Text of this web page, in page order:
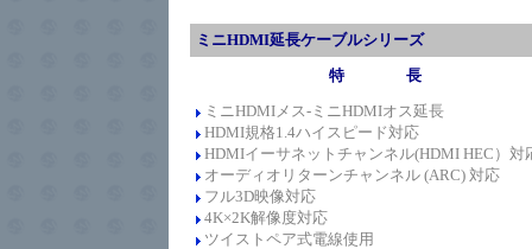
ミニHDMI延長ケーブルシリーズ
特 長
ミニHDMIメス- ミニHDMIオス延長
HDMI規格1.4ハイスピード対応
HDMIイーサネットチャンネル(HDMI HEC）対
オーディオリターンチャンネル (ARC) 対応
フル3D映像対応
4K×2K解像度対応
ツイストペア式電線使用